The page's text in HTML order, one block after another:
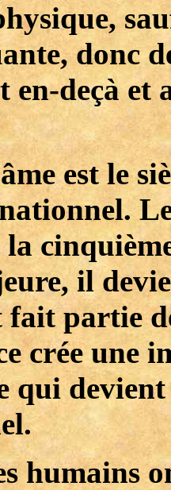
donc
en-deçà et
est le
la
il
partie
crée une
qui
humains